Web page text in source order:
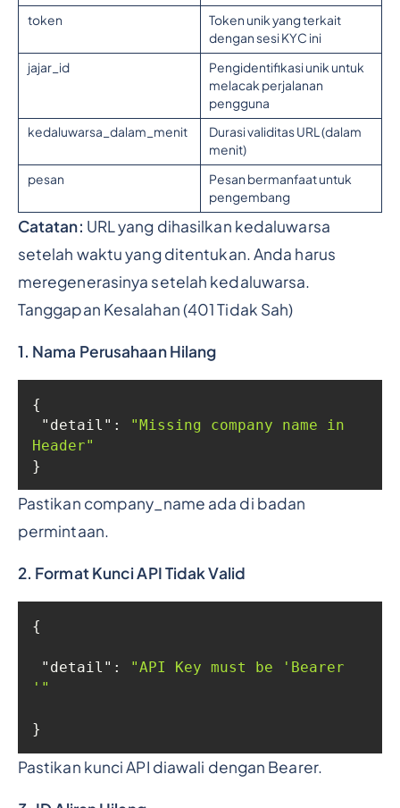
token
Token unik yang terkait
dengan sesi KYC ini
jajar_id
Pengidentifikasi unik untuk
melacak perjalanan
pengguna
kedaluwarsa_dalam_menit
Durasi validitas URL (dalam
menit)
pesan
Pesan bermanfaat untuk
pengembang
Catatan: URL yang dihasilkan kedaluwarsa
setelah waktu yang ditentukan. Anda harus
meregenerasinya setelah kedaluwarsa.
Tanggapan Kesalahan (401 Tidak Sah)
1. Nama Perusahaan Hilang
"detail" :
"Missing company name in
Header"
}
Pastikan company_name ada di badan
permintaan.
2. Format Kunci API Tidak Valid
"detail" :
"API Key must be 'Bearer
'"
}
Pastikan kunci API diawali dengan Bearer.